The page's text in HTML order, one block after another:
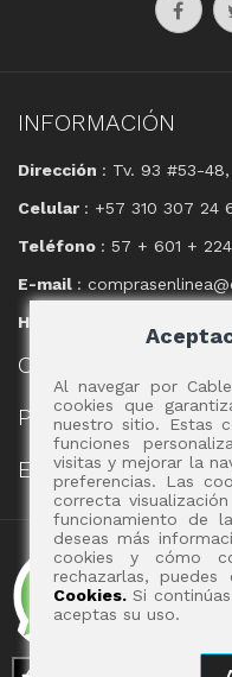
INFORMACIÓN
Dirección : Tv. 93 #53-
Celular : +57 310 307 24
Teléfono : 57 + 601 +
E-mail :
Horario
CABLE
POLÍTICAS
EVENTOS
Al navegar por
cookies que
nuestro sitio. Estas
funciones
visitas y mejorar la
preferencias. Las
correcta
funcionamiento de
deseas más
cookies y cómo
rechazarlas,
Cookies.Si continúas
aceptas su uso.
Copyright